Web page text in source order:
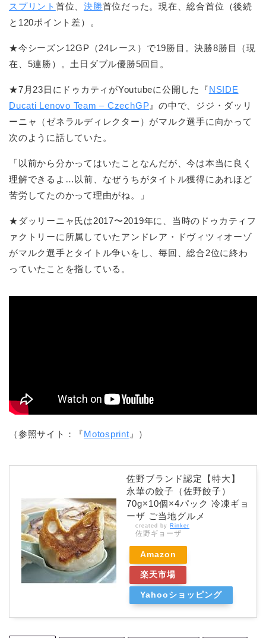
スプリント 首位、決勝首位だった。現在、総合首位（後続
と120ポイント差）。
★今シーズン12GP（24レース）で19勝目。決勝8勝目（現
在、5連勝）。土日ダブル優勝5回目。
★7月23日にドゥカティがYoutubeに公開した『NSIDE
Ducati Lenovo Team – CzechGP 』の中で、ジジ・ダッリ
ーニャ（ゼネラルディレクター）がマルク選手に向かって
次のように話していた。
「以前から分かってはいたことなんだが、今は本当に良く
理解できるよ…以前、なぜうちがタイトル獲得にあれほど
苦労してたのかって理由がね。」
★ダッリーニャ氏は2017〜2019年に、当時のドゥカティフ
ァクトリーに所属していたアンドレア・ドヴィツィオーゾ
がマルク選手とタイトル争いをし、毎回、総合2位に終わ
っていたことを指している。
（参照サイト：『Motosprint 』）
佐野ブランド認定【特大】
永華の餃子（佐野餃子）
70g×10個×4パック 冷凍ギョ
ーザ ご当地グルメ
created by Rinker
佐野ギョーザ
Amazon
楽天市場
Yahooショッピング